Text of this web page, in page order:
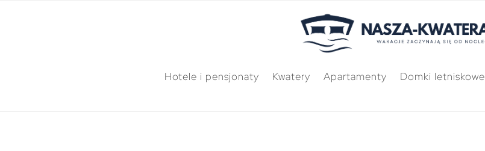
Hotele i pensjonaty Kwatery Apartamenty Domki letniskowe